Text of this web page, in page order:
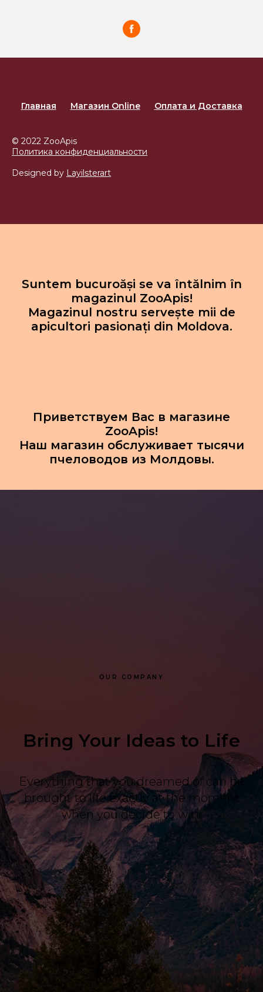
Главная Магазин Online Оплата и Доставка
© 2022 ZooApis
Политика конфиденциальности
Designed by Layilsterart
Suntem bucuroăși se va întălnim în
magazinul ZooApis!
Magazinul nostru servește mii de
apicultori pasionați din Moldova.
Приветствуем Вас в магазине
ZooApis!
Наш магазин обслуживает тысячи
пчеловодов из Молдовы.
OUR COMPANY
Bring Your Ideas to Life
Everything that you dreamed of can be
brought to life exactly at the moment
when you decide to win.